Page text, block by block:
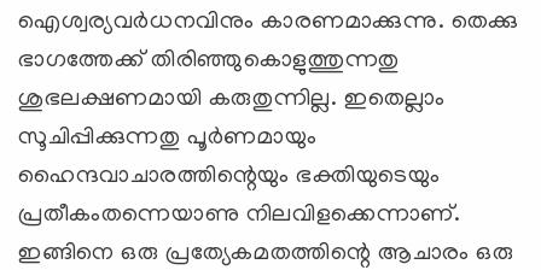
ഐശ്വര്യവര്‍ധനവിനും കാരണമാക്കുന്നു. തെക്കു
ഭാഗത്തേക്ക് തിരിഞ്ഞുകൊളുത്തുന്നതു
ശുഭലക്ഷണമായി കരുതുന്നില്ല. ഇതെല്ലാം
സൂചിപ്പിക്കുന്നതു പൂര്‍ണമായും
ഹൈന്ദവാചാരത്തിന്റെയും ഭക്തിയുടെയും
പ്രതീകംതന്നെയാണു നിലവിളക്കെന്നാണ്.
ഇങ്ങിനെ ഒരു പ്രത്യേകമതത്തിന്റെ ആചാരം ഒരു